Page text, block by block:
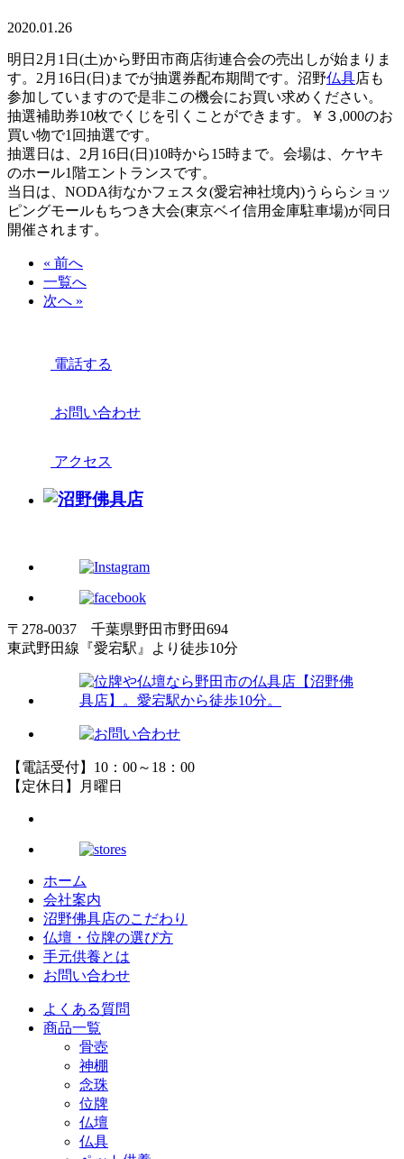
2020.01.26
明日2月1日(土)から野田市商店街連合会の売出しが始まりま
す。2月16日(日)までが抽選券配布期間です。沼野仏具店も
参加していますので是非この機会にお買い求めください。
抽選補助券10枚でくじを引くことができます。￥３,000のお
買い物で1回抽選です。
抽選日は、2月16日(日)10時から15時まで。会場は、ケヤキ
のホール1階エントランスです。
当日は、NODA街なかフェスタ(愛宕神社境内)うららショッ
ピングモールもちつき大会(東京ベイ信用金庫駐車場)が同日
開催されます。
« 前へ
一覧へ
次へ »
電話する
お問い合わせ
アクセス
〒278-0037 千葉県野田市野田694
東武野田線『愛宕駅』より徒歩10分
【電話受付】10：00～18：00
【定休日】月曜日
ホーム
会社案内
沼野佛具店のこだわり
仏壇・位牌の選び方
手元供養とは
お問い合わせ
よくある質問
商品一覧
骨壺
神棚
念珠
位牌
仏壇
仏具